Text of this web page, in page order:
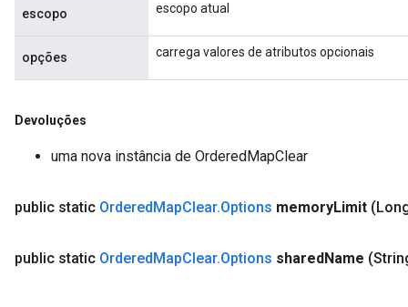
escopo escopo atual
opções carrega valores de atributos opcionais
Devoluções
uma nova instância de OrderedMapClear
public static OrderedMapClear.Options memoryLimit
public static OrderedMapClear.Options sharedName